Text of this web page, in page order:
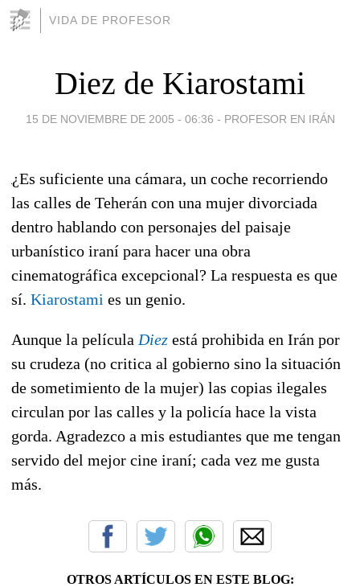
VIDA DE PROFESOR
Diez de Kiarostami
15 DE NOVIEMBRE DE 2005 - 06:36 - PROFESOR EN IRÁN
¿Es suficiente una cámara, un coche recorriendo
las calles de Teherán con una mujer divorciada
dentro hablando con personajes del paisaje
urbanístico iraní para hacer una obra
cinematográfica excepcional? La respuesta es que
sí. Kiarostami es un genio.
Aunque la película Diez está prohibida en Irán por
su crudeza (no critica al gobierno sino la situación
de sometimiento de la mujer) las copias ilegales
circulan por las calles y la policía hace la vista
gorda. Agradezco a mis estudiantes que me tengan
servido del mejor cine iraní; cada vez me gusta
más.
OTROS ARTÍCULOS EN ESTE BLOG: